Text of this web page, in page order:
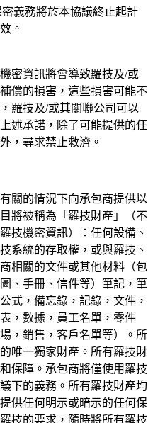
義務將於本協議終止起計
。
密資訊將會導致羅技及/或
償的損害，這些損害可能不
羅技及/或其關聯公司可以
述承諾，除了可能提供的任
，尋求禁止救濟。
關的情況下向承包商提供以
將被稱為「羅技財產」（不
技機密資訊）：任何設備、
系統的存取權，或與羅技、
相關的文件或其他材料（包
、手冊、信件等）筆記，筆
式，備忘錄，記錄，文件，
，數據，員工名單，零件
，銷售，客戶名單等）。所
唯一獨家財產。所有羅技財
保障。承包商將僅使用羅技
下的義務。所有羅技財產均
供任何明示或暗示的任何保
技的要求，隨時將所有羅技